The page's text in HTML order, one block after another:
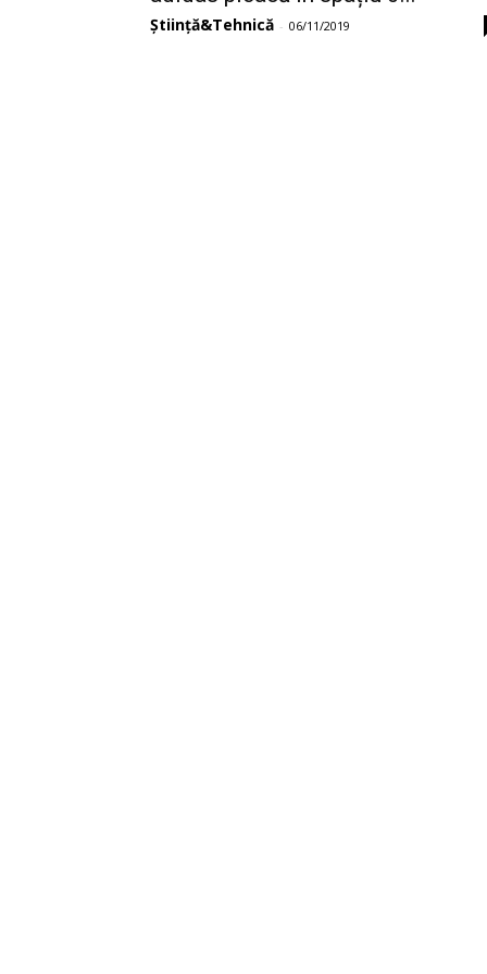
Știință&Tehnică - 06/11/2019